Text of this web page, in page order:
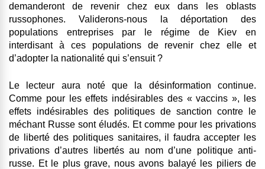
demanderont de revenir chez eux dans les oblasts
russophones. Validerons-nous la déportation des
populations entreprises par le régime de Kiev en
interdisant à ces populations de revenir chez elle et
d’adopter la nationalité qui s’ensuit ?
Le lecteur aura noté que la désinformation continue.
Comme pour les effets indésirables des « vaccins », les
effets indésirables des politiques de sanction contre le
méchant Russe sont éludés. Et comme pour les privations
de liberté des politiques sanitaires, il faudra accepter les
privations d’autres libertés au nom d’une politique anti-
russe. Et le plus grave, nous avons balayé les piliers de